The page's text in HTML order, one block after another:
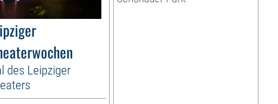
des Leipziger